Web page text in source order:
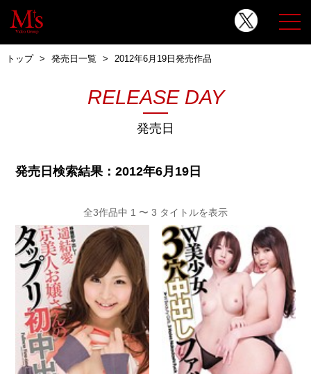
トップ 発売日一覧 2012年6月19日発売作品
RELEASE DAY
発売日
発売日検索結果：2012年6月19日
全3作品中 1 〜 3 タイトルを表示